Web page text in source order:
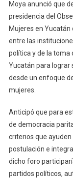
Moya anunció que
presidencia del
Mujeres en
entre las
política y de la toma
Yucatán para lograr
desde un enfoque
mujeres.
Anticipó que para
de democracia
criterios que
postulación e
dicho foro
partidos políticos,